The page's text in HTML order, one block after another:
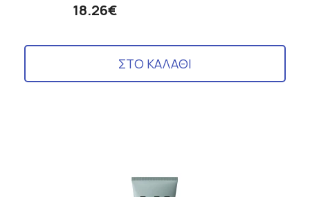
18.26€
ΣΤΟ ΚΑΛΑΘΙ